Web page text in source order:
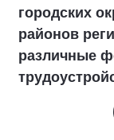
городских
районов
различные